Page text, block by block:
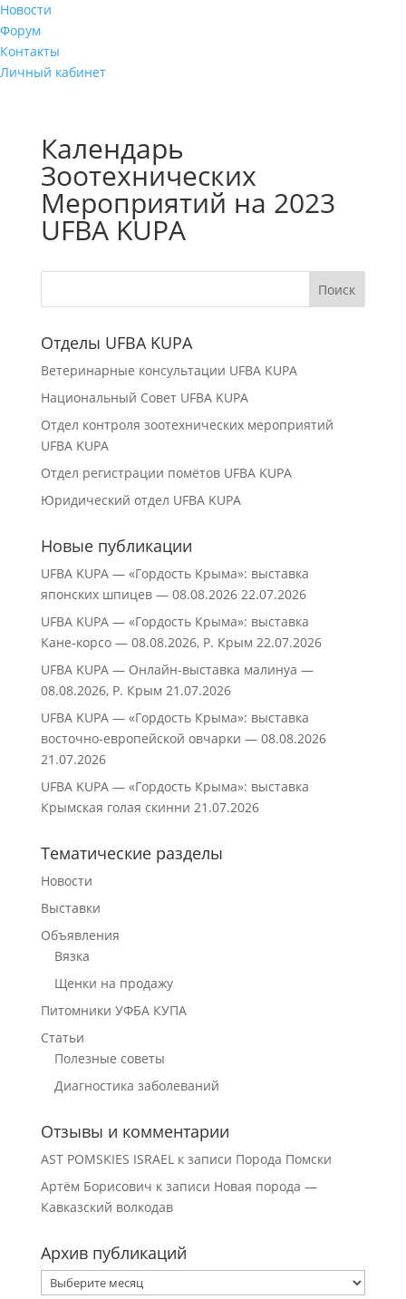
Новости
Форум
Контакты
Личный кабинет
Календарь
Зоотехнических
Мероприятий на 2023
UFBA KUPA
Отделы UFBA KUPA
Ветеринарные консультации UFBA KUPA
Национальный Совет UFBA KUPA
Отдел контроля зоотехнических мероприятий
UFBA KUPA
Отдел регистрации помётов UFBA KUPA
Юридический отдел UFBA KUPA
Новые публикации
UFBA KUPA — «Гордость Крыма»: выставка
японских шпицев — 08.08.2026 22.07.2026
UFBA KUPA — «Гордость Крыма»: выставка
Кане‑корсо — 08.08.2026, Р. Крым 22.07.2026
UFBA KUPA — Онлайн-выставка малинуа —
08.08.2026, Р. Крым 21.07.2026
UFBA KUPA — «Гордость Крыма»: выставка
восточно‑европейской овчарки — 08.08.2026
21.07.2026
UFBA KUPA — «Гордость Крыма»: выставка
Крымская голая скинни 21.07.2026
Тематические разделы
Новости
Выставки
Объявления
Вязка
Щенки на продажу
Питомники УФБА КУПА
Статьи
Полезные советы
Диагностика заболеваний
Отзывы и комментарии
AST POMSKIES ISRAELк записи Порода Помски
Артём Борисович к записи Новая порода —
Кавказский волкодав
Архив публикаций
Архив